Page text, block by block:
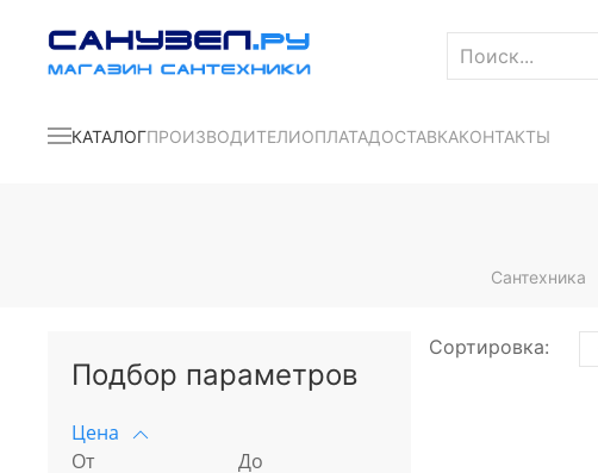
КАТАЛОГПРОИЗВОДИТЕЛИОПЛАТАДОСТАВКАКОНТАКТЫ
Сантехника
Подбор параметров
Цена
От
До
Сортировка: